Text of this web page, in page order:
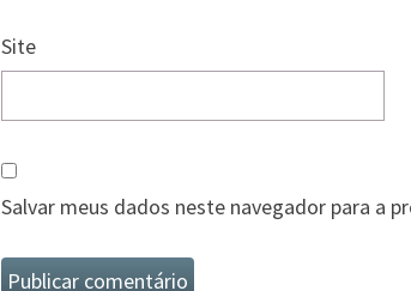
Site
Salvar meus dados neste navegador para a